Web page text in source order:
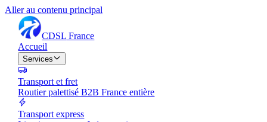
Aller au contenu principal
CDSL France
Accueil
Services
Transport et fret
Routier palettisé B2B France entière
Transport express